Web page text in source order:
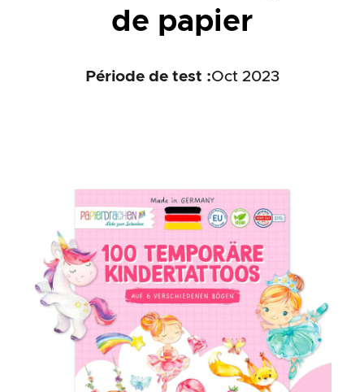
de papier
Période de test :Oct 2023